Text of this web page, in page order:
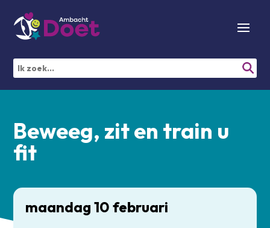
Beweeg, zit en train u
fit
maandag 10 februari